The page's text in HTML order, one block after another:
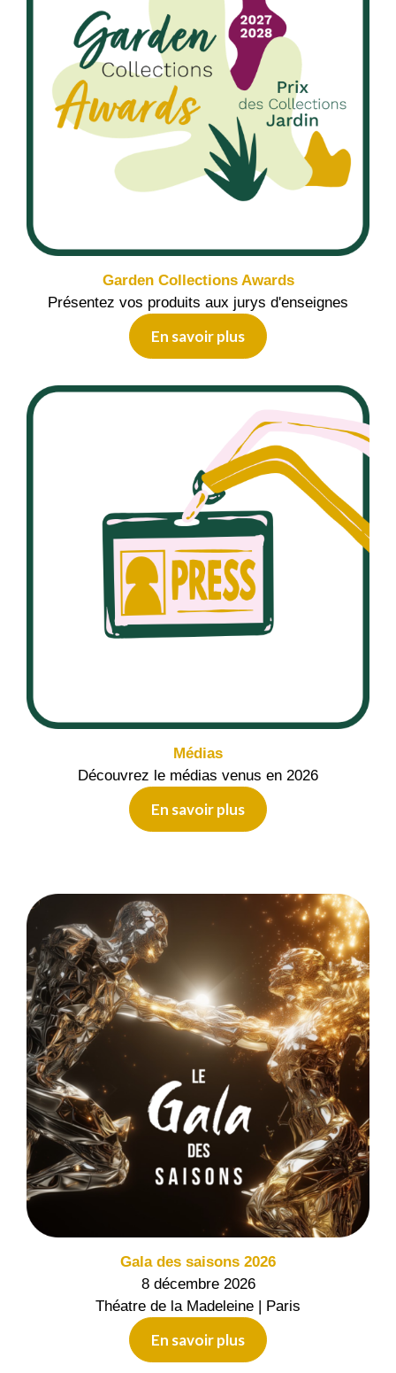
Garden Collections Awards
Présentez vos produits aux jurys d'enseignes
En savoir plus
Médias
Découvrez le médias venus en 2026
En savoir plus
Gala des saisons 2026
8 décembre 2026
Théatre de la Madeleine | Paris
En savoir plus